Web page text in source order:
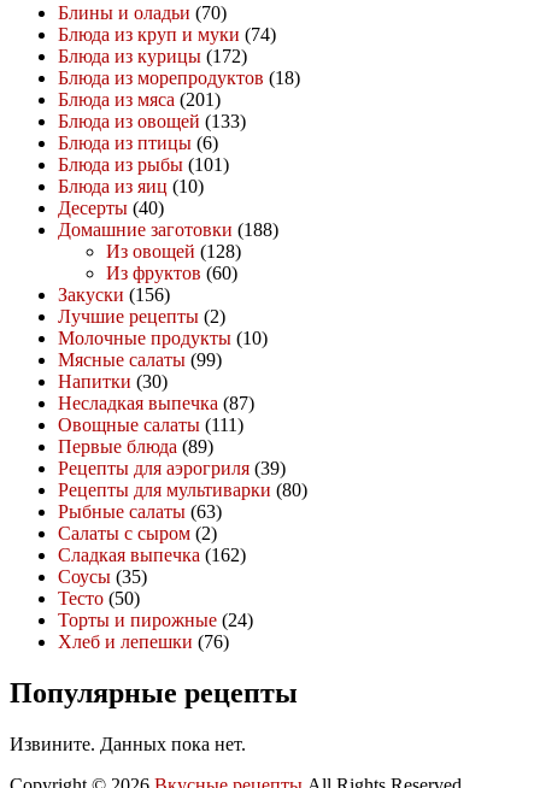
Блины и оладьи (70)
Блюда из круп и муки (74)
Блюда из курицы (172)
Блюда из морепродуктов (18)
Блюда из мяса (201)
Блюда из овощей (133)
Блюда из птицы (6)
Блюда из рыбы (101)
Блюда из яиц (10)
Десерты (40)
Домашние заготовки (188)
Из овощей (128)
Из фруктов (60)
Закуски (156)
Лучшие рецепты (2)
Молочные продукты (10)
Мясные салаты (99)
Напитки (30)
Несладкая выпечка (87)
Овощные салаты (111)
Первые блюда (89)
Рецепты для аэрогриля (39)
Рецепты для мультиварки (80)
Рыбные салаты (63)
Салаты с сыром (2)
Сладкая выпечка (162)
Соусы (35)
Тесто (50)
Торты и пирожные (24)
Хлеб и лепешки (76)
Популярные рецепты
Извините. Данных пока нет.